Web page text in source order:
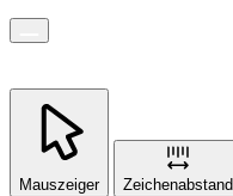
Mauszeiger Zeichenabstand